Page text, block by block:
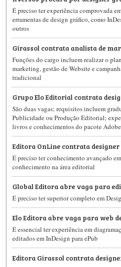
É preciso ter experiência comprovada
erramentas de design gráfico, como
outros
Girassol contrata analista de
Funções do cargo incluem realizar o
marketing, gestão de Website e
tradicional
Grupo Elo Editorial contrata
São duas vagas; requisitos incluem
Publicidade ou Produção Editorial;
livros e conhecimentos do pacote Adobe
Editora OnLine contrata designer
É preciso ter conhecimento avançado
conhecimento na área editorial
Global Editora abre vaga para
É preciso ter superior completo em
Elo Editora abre vaga para web
É essencial ter experiência em
editados em InDesign para ePub
Editora Girassol contrata